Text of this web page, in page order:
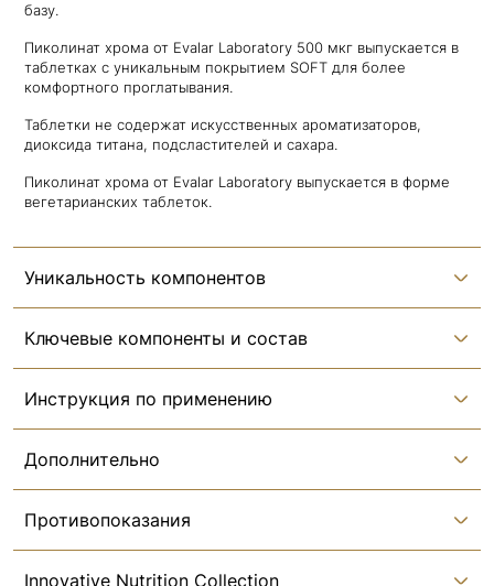
базу.
Пиколинат хрома от Evalar Laboratory 500 мкг выпускается в
таблетках с уникальным покрытием SOFT для более
комфортного проглатывания.
Таблетки не содержат искусственных ароматизаторов,
диоксида титана, подсластителей и сахара.
Пиколинат хрома от Evalar Laboratory выпускается в форме
вегетарианских таблеток.
Уникальность компонентов
Ключевые компоненты и состав
Инструкция по применению
Дополнительно
Противопоказания
Innovative Nutrition Collection